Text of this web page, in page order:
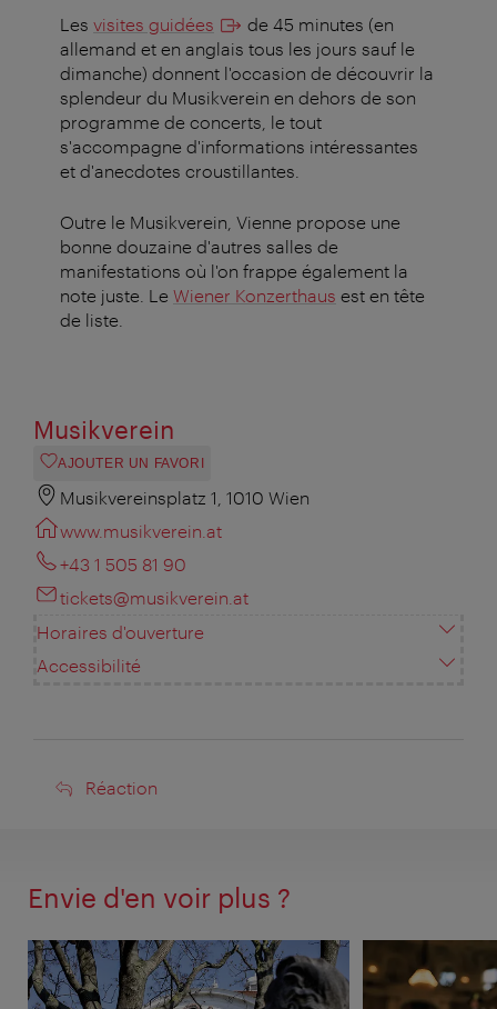
Les visites guidées
de 45 minutes (en
allemand et en anglais tous les jours sauf le
dimanche) donnent l'occasion de découvrir la
splendeur du Musikverein en dehors de son
programme de concerts, le tout
s'accompagne d'informations intéressantes
et d'anecdotes croustillantes.
Outre le Musikverein, Vienne propose une
bonne douzaine d'autres salles de
manifestations où l'on frappe également la
note juste. Le Wiener Konzerthaus est en tête
de liste.
Musikverein
AJOUTER UN FAVORI
Musikvereinsplatz 1, 1010 Wien
www.musikverein.at
+43 1 505 81 90
tickets@musikverein.at
Horaires d'ouverture
Accessibilité
Réaction
Réaction
Envie d'en voir plus ?